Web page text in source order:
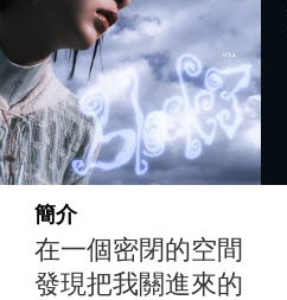
簡介
在一個密閉的空間
發現把我關進來的